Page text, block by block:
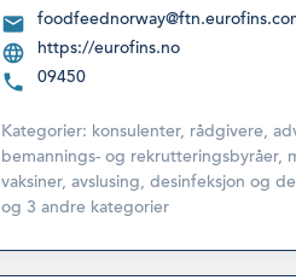
https://eurofins.no
09450
Kategorier: konsulenter, rådgivere,
bemannings- og rekrutteringsbyråer,
vaksiner, avslusing, desinfeksjon og
og 3 andre kategorier